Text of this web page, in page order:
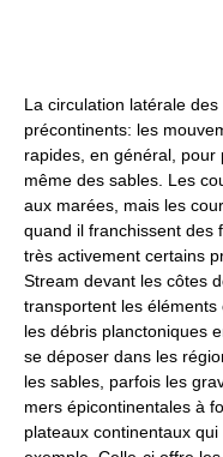
La circulation latérale
précontinents: les
rapides, en général,
même des sables. Les
aux marées, mais les
quand il franchissent des
très activement certains
Stream devant les côtes
transportent les éléments
les débris planctoniques
se déposer dans les
les sables, parfois les
mers épicontinentales à
plateaux continentaux